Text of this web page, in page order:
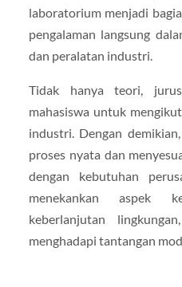
laboratorium menjadi
pengalaman langsung
dan peralatan industri.
Tidak hanya teori,
mahasiswa untuk
industri. Dengan
proses nyata dan
dengan kebutuhan
menekankan aspek
keberlanjutan
menghadapi tantangan